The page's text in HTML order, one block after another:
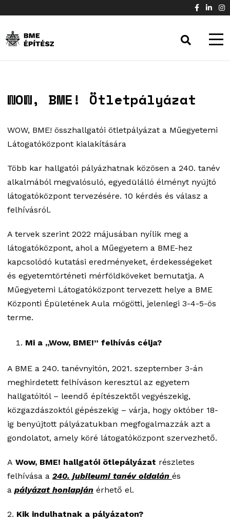
WOW, BME! Ötletpályázat
WOW, BME! összhallgatói ötletpályázat a Műegyetemi
Látogatóközpont kialakítására
Több kar hallgatói pályázhatnak közösen a 240. tanév
alkalmából megvalósuló, egyedülálló élményt nyújtó
látogatóközpont tervezésére. 10 kérdés és válasz a
felhívásról.
A tervek szerint 2022 májusában nyílik meg a
látogatóközpont, ahol a Műegyetem a BME-hez
kapcsolódó kutatási eredményeket, érdekességeket
és egyetemtörténeti mérföldköveket bemutatja. A
Műegyetemi Látogatóközpont tervezett helye a BME
Központi Épületének Aula mögötti, jelenlegi 3-4-5-ös
terme.
Mi a „Wow, BME!” felhívás célja?
A BME a 240. tanévnyitón, 2021. szeptember 3-án
meghirdetett felhíváson keresztül az egyetem
hallgatóitól – leendő építészektől vegyészekig,
közgazdászoktól gépészekig – várja, hogy október 18-
ig benyújtott pályázatukban megfogalmazzák azt a
gondolatot, amely köré látogatóközpont szervezhető.
A Wow, BME! hallgatói ötlepályázat részletes
felhívása a 240. jubileumi tanév oldalán és
a pályázat honlapján érhető el.
2. Kik indulhatnak a pályázaton?